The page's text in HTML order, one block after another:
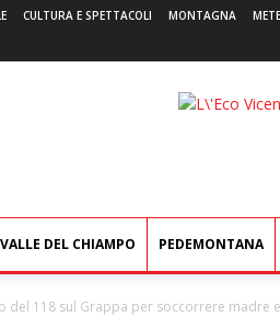
CULTURA E SPETTACOLI MONTAGNA
L'Eco
VALLE DEL CHIAMPO PEDEMONTANA
del 118 sul Grappa per soccorrere madre